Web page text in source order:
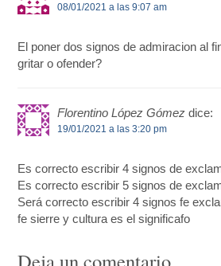
08/01/2021 a las 9:07 am
El poner dos signos de admiracion al
gritar o ofender?
Florentino López Gómez dice:
19/01/2021 a las 3:20 pm
Es correcto escribir 4 signos de
Es correcto escribir 5 signos de
Será correcto escribir 4 signos fe
fe sierre y cultura es el significafo